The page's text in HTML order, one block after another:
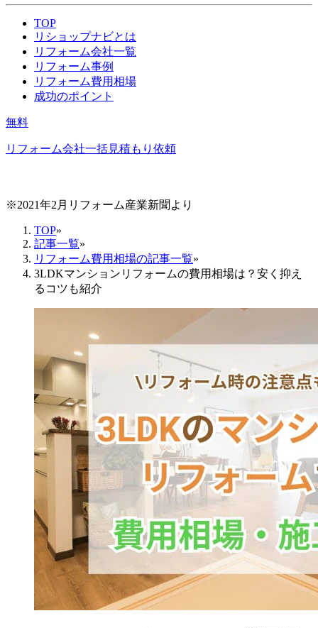
TOP
リショップナビとは
リフォーム会社一覧
リフォーム事例
リフォーム費用相場
成功のポイント
無料
リフォーム会社一括見積もり依頼
※2021年2月リフォーム産業新聞より
TOP»
記事一覧»
リフォーム費用相場の記事一覧»
3LDKマンションリフォームの費用相場は？安く抑え
るコツも紹介